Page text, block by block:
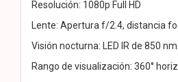
Resolución: 1080p Full HD
Lente: Apertura f/2.4, distancia
Visión nocturna: LED IR de 850
Rango de visualización: 360°